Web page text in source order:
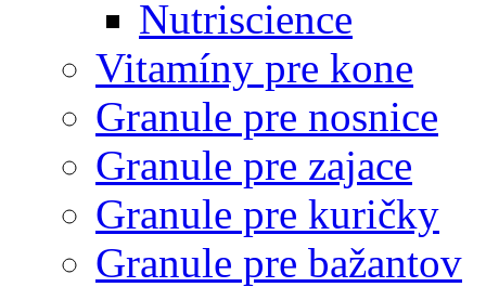
Nutriscience
Vitamíny pre kone
Granule pre nosnice
Granule pre zajace
Granule pre kuričky
Granule pre bažantov